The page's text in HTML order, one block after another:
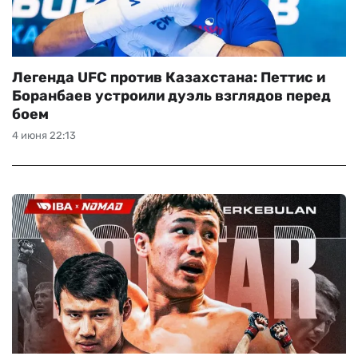
4 июня 22:13
Легенда UFC против Казахстана: Петтис и
Боранбаев устроили дуэль взглядов перед
боем